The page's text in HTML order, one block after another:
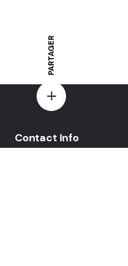
PARTAGER
Contact Info